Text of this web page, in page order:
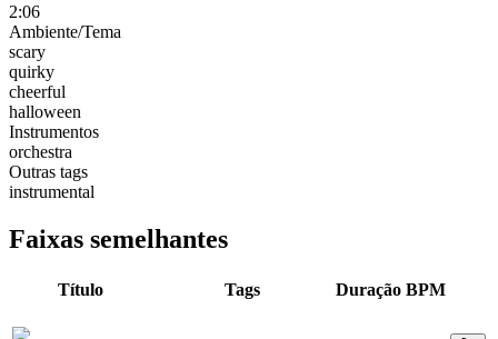
2:06
Ambiente/Tema
scary
quirky
cheerful
halloween
Instrumentos
orchestra
Outras tags
instrumental
Faixas semelhantes
Título Tags Duração BPM